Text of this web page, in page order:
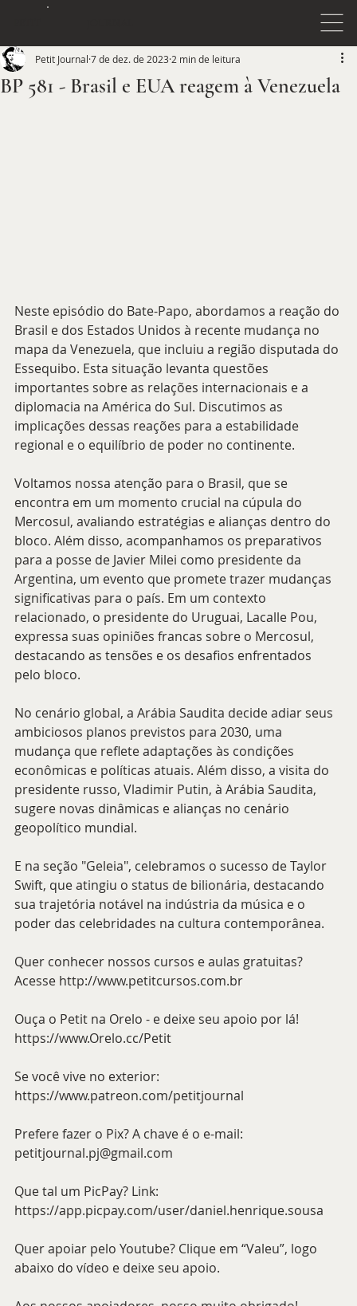
BP 581 - Brasil e EUA reagem à Venezuela
Petit Journal 7 de dez. de 2023 2 min de leitura
Neste episódio do Bate-Papo, abordamos a reação do
Brasil e dos Estados Unidos à recente mudança no
mapa da Venezuela, que incluiu a região disputada do
Essequibo. Esta situação levanta questões
importantes sobre as relações internacionais e a
diplomacia na América do Sul. Discutimos as
implicações dessas reações para a estabilidade
regional e o equilíbrio de poder no continente.
Voltamos nossa atenção para o Brasil, que se
encontra em um momento crucial na cúpula do
Mercosul, avaliando estratégias e alianças dentro do
bloco. Além disso, acompanhamos os preparativos
para a posse de Javier Milei como presidente da
Argentina, um evento que promete trazer mudanças
significativas para o país. Em um contexto
relacionado, o presidente do Uruguai, Lacalle Pou,
expressa suas opiniões francas sobre o Mercosul,
destacando as tensões e os desafios enfrentados
pelo bloco.
No cenário global, a Arábia Saudita decide adiar seus
ambiciosos planos previstos para 2030, uma
mudança que reflete adaptações às condições
econômicas e políticas atuais. Além disso, a visita do
presidente russo, Vladimir Putin, à Arábia Saudita,
sugere novas dinâmicas e alianças no cenário
geopolítico mundial.
E na seção "Geleia", celebramos o sucesso de Taylor
Swift, que atingiu o status de bilionária, destacando
sua trajetória notável na indústria da música e o
poder das celebridades na cultura contemporânea.
Quer conhecer nossos cursos e aulas gratuitas?
Acesse http://www.petitcursos.com.br
Ouça o Petit na Orelo - e deixe seu apoio por lá!
https://www.Orelo.cc/Petit
Se você vive no exterior:
https://www.patreon.com/petitjournal
Prefere fazer o Pix? A chave é o e-mail:
petitjournal.pj@gmail.com
Que tal um PicPay? Link:
https://app.picpay.com/user/daniel.henrique.sousa
Quer apoiar pelo Youtube? Clique em “Valeu”, logo
abaixo do vídeo e deixe seu apoio.